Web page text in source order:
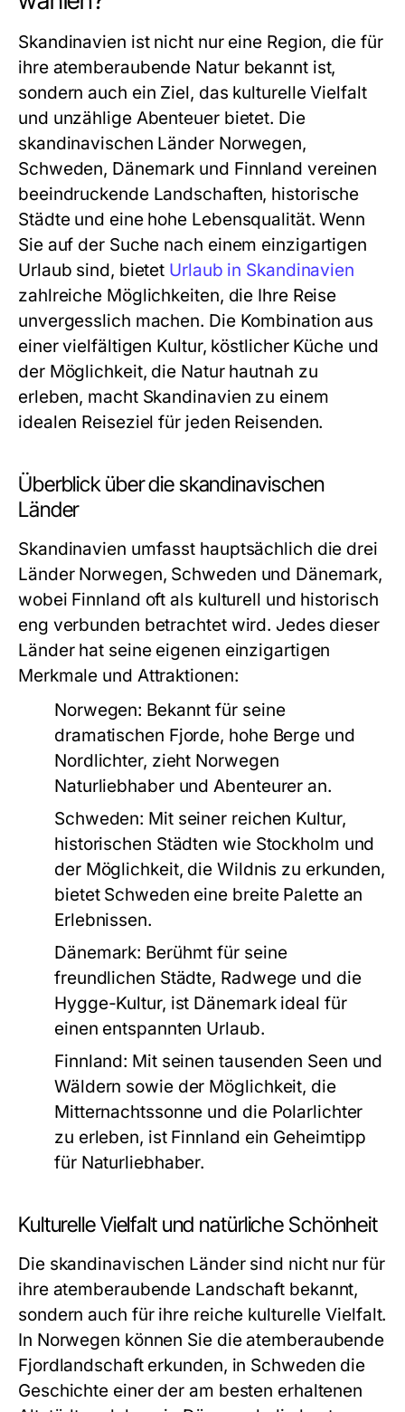
Skandinavien ist nicht nur eine Region, die für
ihre atemberaubende Natur bekannt ist,
sondern auch ein Ziel, das kulturelle Vielfalt
und unzählige Abenteuer bietet. Die
skandinavischen Länder Norwegen,
Schweden, Dänemark und Finnland vereinen
beeindruckende Landschaften, historische
Städte und eine hohe Lebensqualität. Wenn
Sie auf der Suche nach einem einzigartigen
Urlaub sind, bietet Urlaub in Skandinavien
zahlreiche Möglichkeiten, die Ihre Reise
unvergesslich machen. Die Kombination aus
einer vielfältigen Kultur, köstlicher Küche und
der Möglichkeit, die Natur hautnah zu
erleben, macht Skandinavien zu einem
idealen Reiseziel für jeden Reisenden.
Überblick über die skandinavischen
Länder
Skandinavien umfasst hauptsächlich die drei
Länder Norwegen, Schweden und Dänemark,
wobei Finnland oft als kulturell und historisch
eng verbunden betrachtet wird. Jedes dieser
Länder hat seine eigenen einzigartigen
Merkmale und Attraktionen:
Norwegen: Bekannt für seine
dramatischen Fjorde, hohe Berge und
Nordlichter, zieht Norwegen
Naturliebhaber und Abenteurer an.
Schweden: Mit seiner reichen Kultur,
historischen Städten wie Stockholm und
der Möglichkeit, die Wildnis zu erkunden,
bietet Schweden eine breite Palette an
Erlebnissen.
Dänemark: Berühmt für seine
freundlichen Städte, Radwege und die
Hygge-Kultur, ist Dänemark ideal für
einen entspannten Urlaub.
Finnland: Mit seinen tausenden Seen und
Wäldern sowie der Möglichkeit, die
Mitternachtssonne und die Polarlichter
zu erleben, ist Finnland ein Geheimtipp
für Naturliebhaber.
Kulturelle Vielfalt und natürliche Schönheit
Die skandinavischen Länder sind nicht nur für
ihre atemberaubende Landschaft bekannt,
sondern auch für ihre reiche kulturelle Vielfalt.
In Norwegen können Sie die atemberaubende
Fjordlandschaft erkunden, in Schweden die
Geschichte einer der am besten erhaltenen